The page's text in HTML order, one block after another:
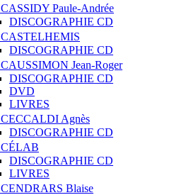
CASSIDY Paule-Andrée
DISCOGRAPHIE CD
CASTELHEMIS
DISCOGRAPHIE CD
CAUSSIMON Jean-Roger
DISCOGRAPHIE CD
DVD
LIVRES
CECCALDI Agnès
DISCOGRAPHIE CD
CÉLAB
DISCOGRAPHIE CD
LIVRES
CENDRARS Blaise